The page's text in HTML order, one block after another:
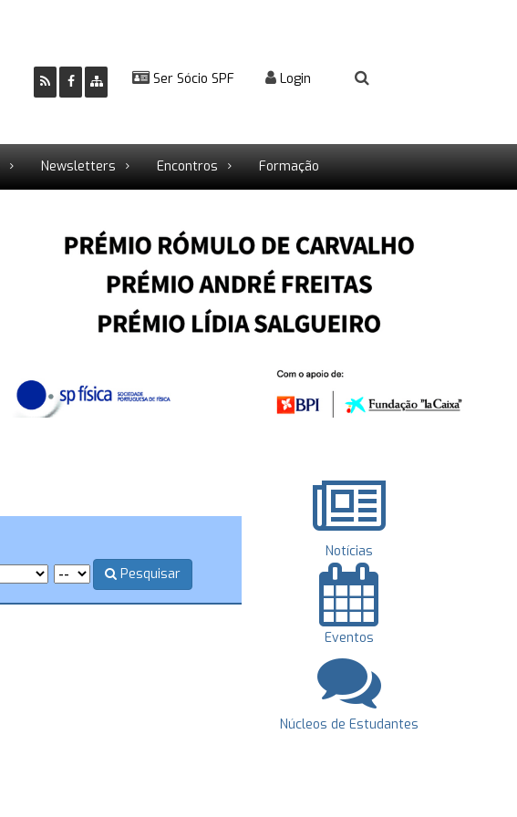
Ser Sócio SPF Login
Newsletters Encontros Formação
Pesquisar
Notícias
Eventos
Núcleos de Estudantes